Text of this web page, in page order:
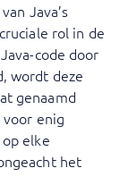
Java’s
rol in de
code door
wordt deze
genaamd
enig
elke
het